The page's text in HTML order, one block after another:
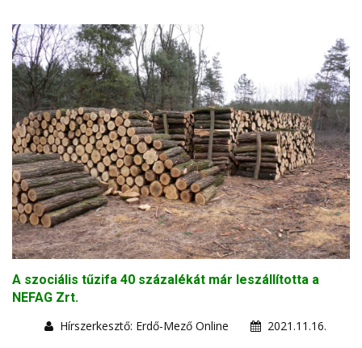
A szociális tűzifa 40 százalékát már leszállította a
NEFAG Zrt.
Hírszerkesztő: Erdő-Mező Online
2021.11.16.